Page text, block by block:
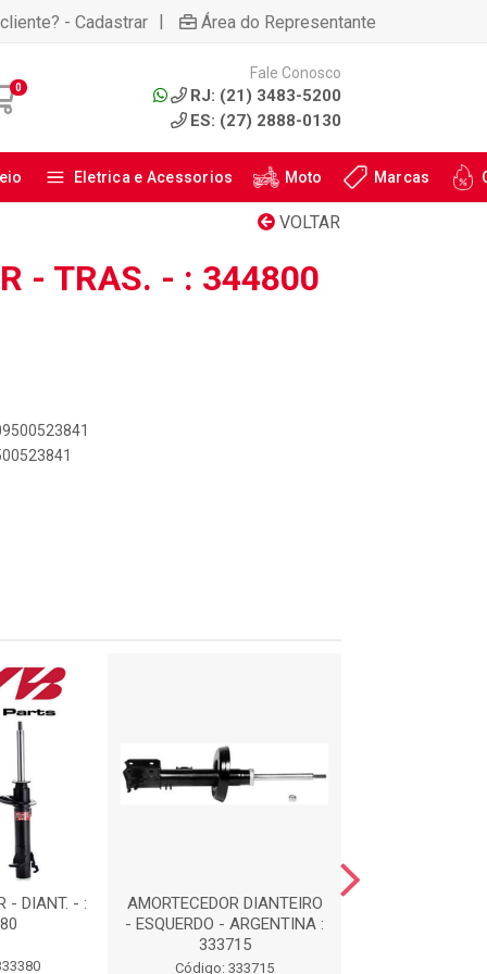
- Cadastrar | Área do Representante
0
Fale Conosco
RJ: (21) 3483-5200
ES: (27) 2888-0130
Eletrica e Acessorios Moto Marcas
VOLTAR
- TRAS. - : 344800
- DIANT. - :
AMORTECEDOR DIANTEIRO
- ESQUERDO - ARGENTINA :
333715
Código: 333715